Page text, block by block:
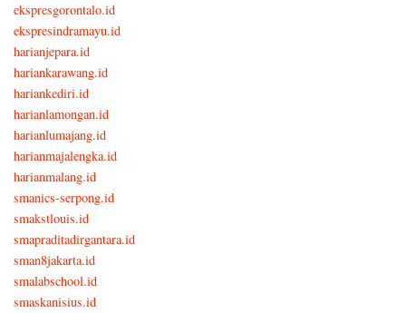
ekspresgorontalo.id
ekspresindramayu.id
harianjepara.id
hariankarawang.id
hariankediri.id
harianlamongan.id
harianlumajang.id
harianmajalengka.id
harianmalang.id
smanics-serpong.id
smakstlouis.id
smapraditadirgantara.id
sman8jakarta.id
smalabschool.id
smaskanisius.id